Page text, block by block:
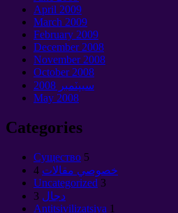
April 2009
March 2009
February 2009
December2008
November2008
October2008
سيپٽمبر 2008
May 2008
Categories
Cущество 5
خصوصي مقالات 4
Uncategorized 3
دجال 3
Antitsivilizatsiya 1